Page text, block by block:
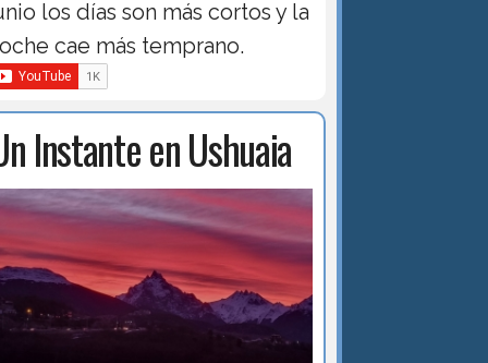
los días son más cortos y la
cae más temprano.
Instante en Ushuaia